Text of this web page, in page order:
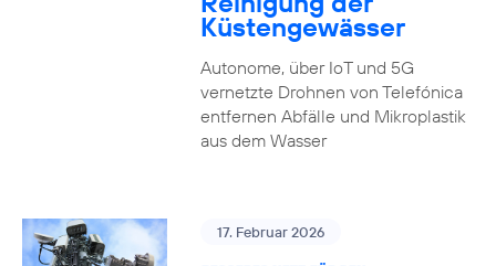
Küstengewässer
Autonome, über IoT und 5G
vernetzte Drohnen von Telefónica
entfernen Abfälle und Mikroplastik
aus dem Wasser
17. Februar 2026